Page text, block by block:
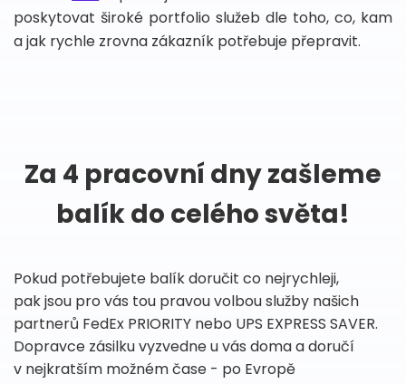
poskytovat široké portfolio služeb dle toho, co, kam
a jak rychle zrovna zákazník potřebuje přepravit.
Za 4 pracovní dny zašleme
balík do celého světa!
Pokud potřebujete balík doručit co nejrychleji,
pak jsou pro vás tou pravou volbou služby našich
partnerů FedEx PRIORITY nebo UPS EXPRESS SAVER.
Dopravce zásilku vyzvedne u vás doma a doručí
v nejkratším možném čase - po Evropě